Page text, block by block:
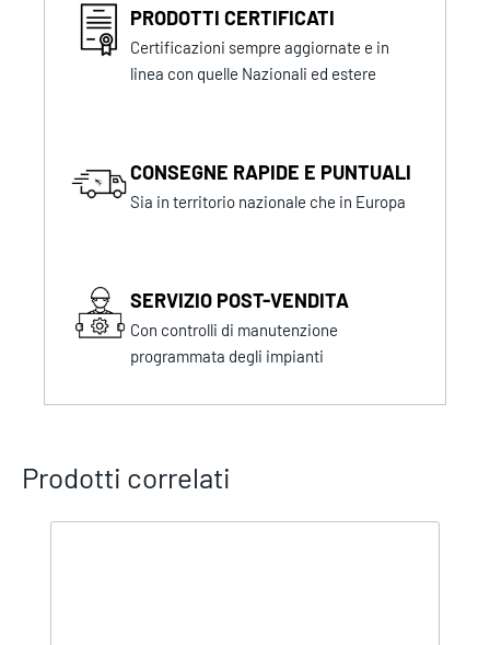
PRODOTTI CERTIFICATI
Certificazioni sempre aggiornate e in
linea con quelle Nazionali ed estere
CONSEGNE RAPIDE E PUNTUALI
Sia in territorio nazionale che in Europa
SERVIZIO POST-VENDITA
Con controlli di manutenzione
programmata degli impianti
Prodotti correlati